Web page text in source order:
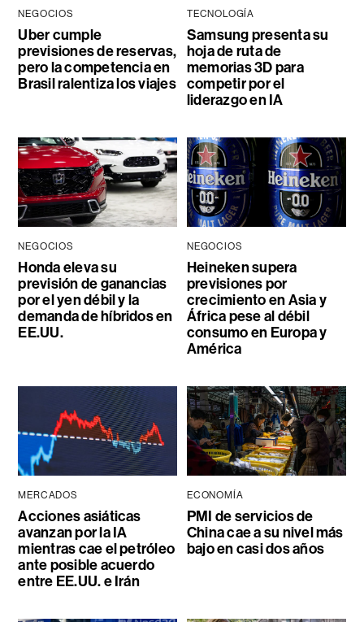
NEGOCIOS
Uber cumple
previsiones de reservas,
pero la competencia en
Brasil ralentiza los viajes
TECNOLOGÍA
Samsung presenta su
hoja de ruta de
memorias 3D para
competir por el
liderazgo en IA
NEGOCIOS
Honda eleva su
previsión de ganancias
por el yen débil y la
demanda de híbridos en
EE.UU.
NEGOCIOS
Heineken supera
previsiones por
crecimiento en Asia y
África pese al débil
consumo en Europa y
América
MERCADOS
Acciones asiáticas
avanzan por la IA
mientras cae el petróleo
ante posible acuerdo
entre EE.UU. e Irán
ECONOMÍA
PMI de servicios de
China cae a su nivel más
bajo en casi dos años